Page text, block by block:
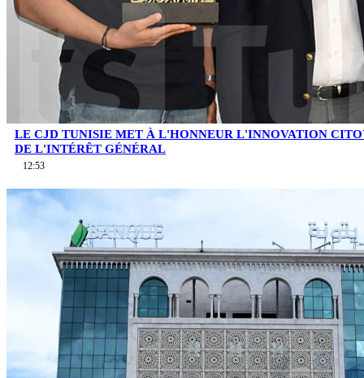
LE CJD TUNISIE MET À L'HONNEUR L'INNOVATION
DE L'INTÉRÊT GÉNÉRAL
12:53